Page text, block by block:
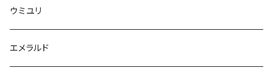
ウミユリ
エメラルド